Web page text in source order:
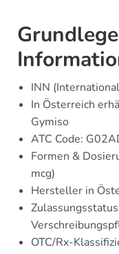
INN
In Österreich
Gymiso
ATC Code:
Formen &
mcg)
Hersteller in
OTC/Rx-